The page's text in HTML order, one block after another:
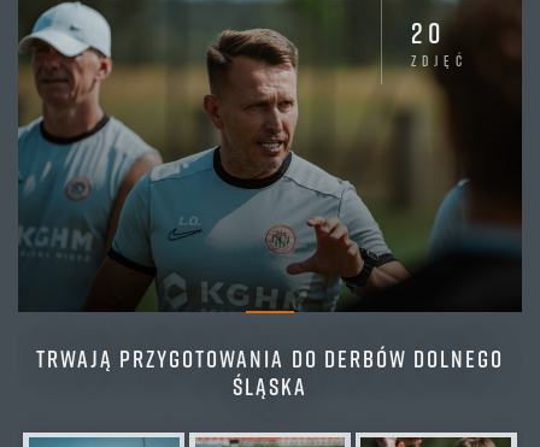
20
zdjęć
TRWAJĄ PRZYGOTOWANIA DO DERBÓW DOLNEGO
ŚLĄSKA